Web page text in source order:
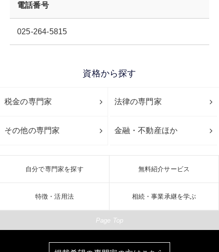
電話番号
025-264-5815
資格から探す
税金の専門家 法律の専門家
その他の専門家 金融・不動産ほか
自分で専門家を探す 無料紹介サービス
特徴・活用法 相続・事業承継を学ぶ
Page Top